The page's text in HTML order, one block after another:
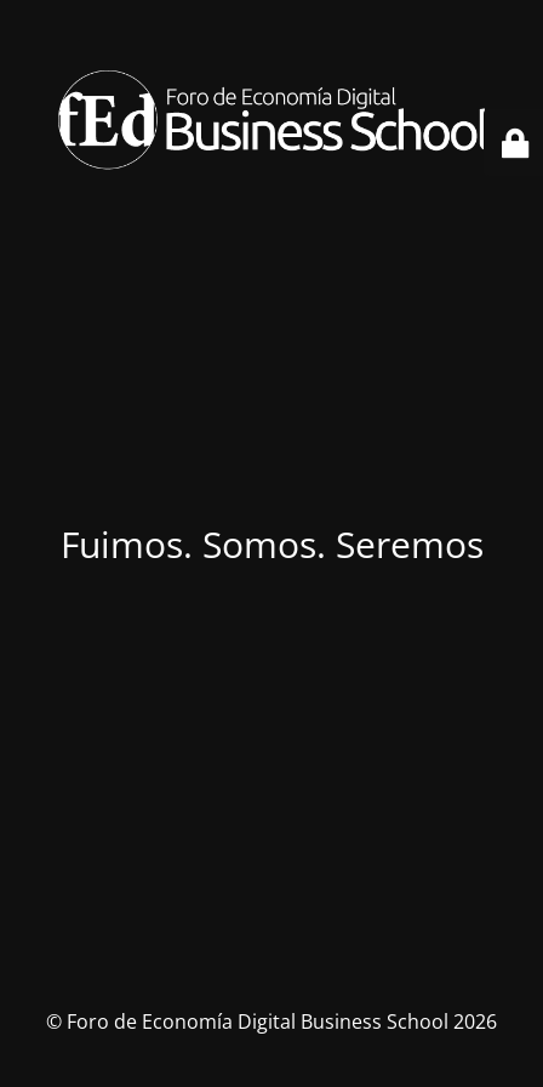
Fuimos. Somos. Seremos
© Foro de Economía Digital Business School 2026